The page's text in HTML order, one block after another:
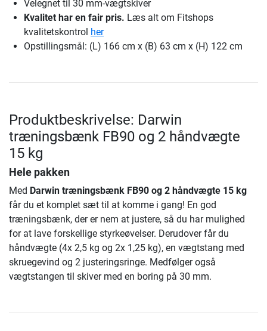
Velegnet til 30 mm-vægtskiver
Kvalitet har en fair pris. Læs alt om Fitshops
kvalitetskontrol her
Opstillingsmål: (L) 166 cm x (B) 63 cm x (H) 122 cm
Produktbeskrivelse: Darwin
træningsbænk FB90 og 2 håndvægte
15 kg
Hele pakken
Med Darwin træningsbænk FB90 og 2 håndvægte 15 kg
får du et komplet sæt til at komme i gang! En god
træningsbænk, der er nem at justere, så du har mulighed
for at lave forskellige styrkeøvelser. Derudover får du
håndvægte (4x 2,5 kg og 2x 1,25 kg), en vægtstang med
skruegevind og 2 justeringsringe. Medfølger også
vægtstangen til skiver med en boring på 30 mm.